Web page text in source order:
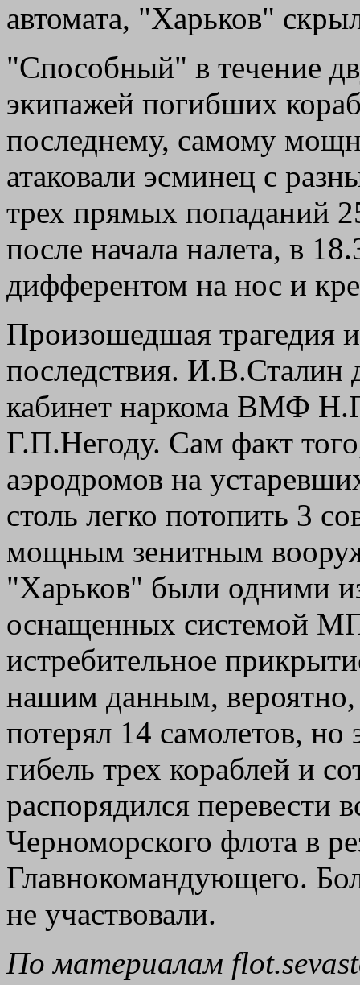
автомата, "Харьков"
"Способный" в течение
экипажей погибших
последнему, самому
атаковали эсминец с
трех прямых попаданий
после начала налета, в
дифферентом на нос и
Произошедшая трагедия
последствия. И.В.Сталин
кабинет наркома ВМФ
Г.П.Негоду. Сам факт
аэродромов на
столь легко потопить 3
мощным зенитным
"Харьков" были одними
оснащенных системой
истребительное
нашим данным,
потерял 14 самолетов,
гибель трех кораблей и
распорядился перевести
Черноморского флота в
Главнокомандующего.
не участвовали.
По материалам